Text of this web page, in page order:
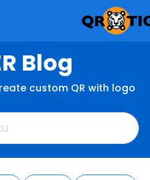
Blog
custom QR with logo